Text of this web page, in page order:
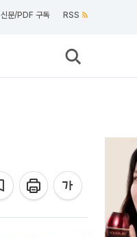
신문/PDF 구독 RSS